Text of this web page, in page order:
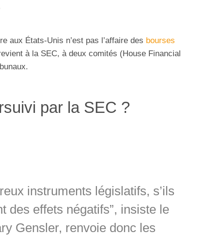
aux États-Unis n’est pas l’affaire des bourses
à la SEC, à deux comités (House Financial
par la SEC ?
instruments législatifs, s’ils
des effets négatifs”, insiste le
Gensler, renvoie donc les